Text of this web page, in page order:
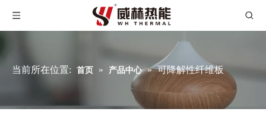
当前所在位置: 首页 » 产品中心 » 可降解性纤维板